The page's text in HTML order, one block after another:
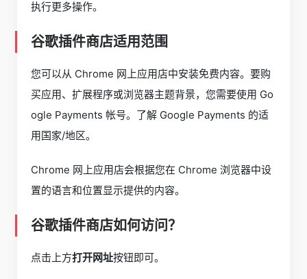
执行更多操作。
谷歌插件商店适用范围
您可以从 Chrome 网上应用店中安装免费内容。要购
买应用、扩展程序或浏览器主题背景，您需要使用 Go
ogle Payments 帐号。了解 Google Payments 的适
用国家/地区。
Chrome 网上应用店会根据您在 Chrome 浏览器中设
置的语言和位置显示提供的内容。
谷歌插件商店如何访问？
点击上方打开网址按钮即可。